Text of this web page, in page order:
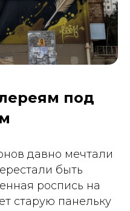
под
давно мечтали
быть
роспись на
старую панельку